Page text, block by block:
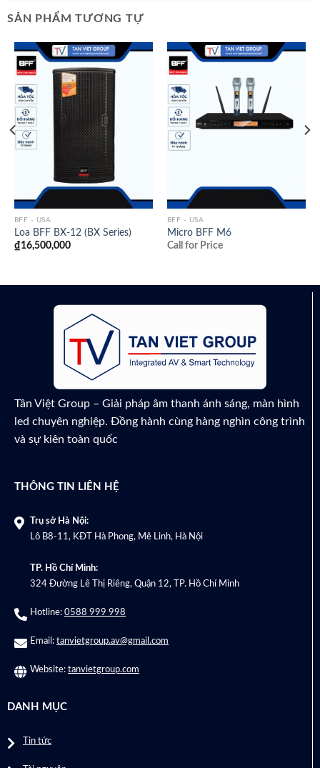
SẢN PHẨM TƯƠNG TỰ
BFF - USA
Loa BFF BX-12 (BX Series)
₫16,500,000
BFF - USA
Micro BFF M6
Call for Price
Tân Việt Group – Giải pháp âm thanh ánh sáng, màn hình
led chuyên nghiệp. Đồng hành cùng hàng nghìn công trình
và sự kiên toàn quốc
THÔNG TIN LIÊN HỆ
Trụ sở Hà Nội:
Lô B8-11, KĐT Hà Phong, Mê Linh, Hà Nội
TP. Hồ Chí Minh:
324 Đường Lê Thị Riêng, Quận 12, TP. Hồ Chí Minh
Hotline: 0588 999 998
Email: tanvietgroup.av@gmail.com
Website: tanvietgroup.com
DANH MỤC
Tin tức